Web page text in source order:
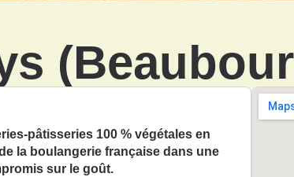
pâtisseries 100 % végétales en
la boulangerie française dans une
sur le goût.